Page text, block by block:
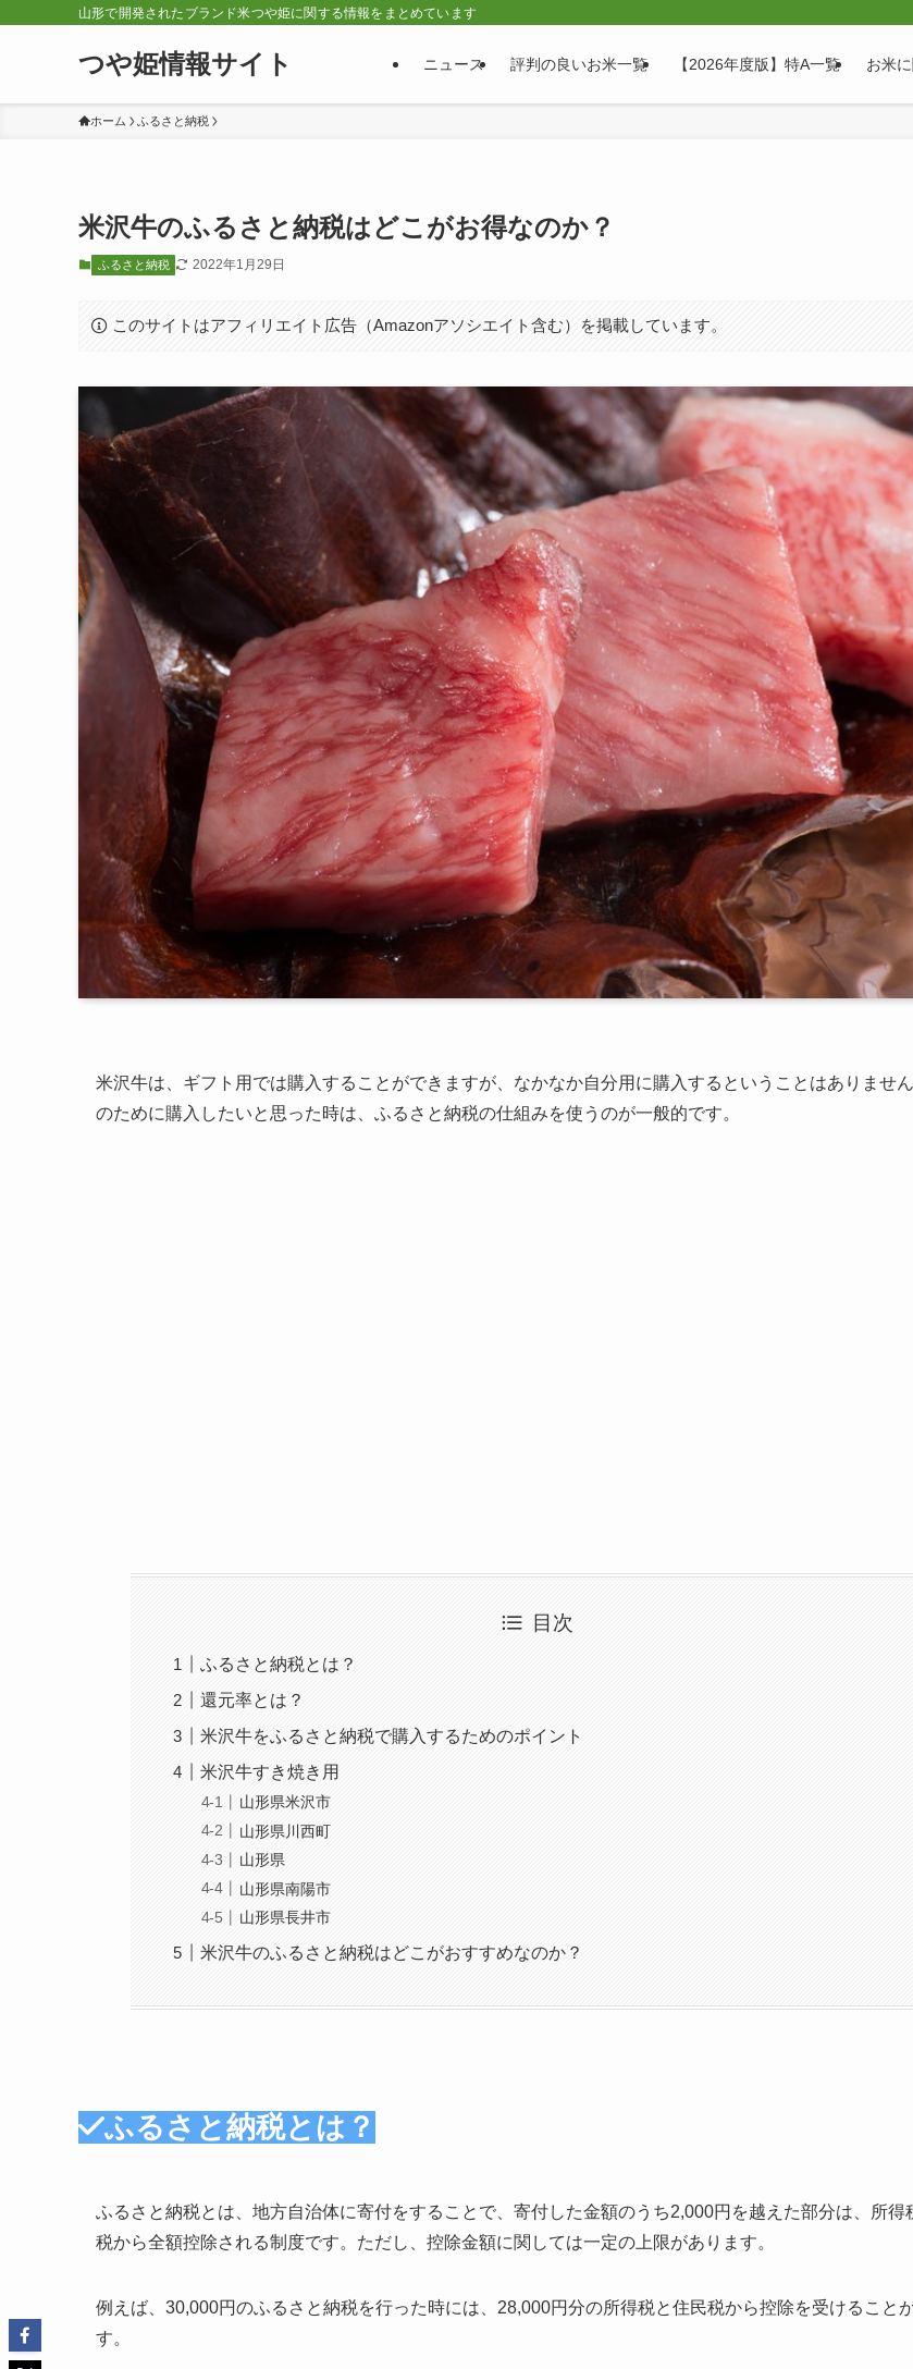
山形で開発されたブランド米つや姫に関する情報をまとめています
つや姫情報サイト ニュース 評判の良いお米一覧 【2026年度版】特A一覧 お米
ホーム ふるさと納税
米沢牛のふるさと納税はどこがお得なのか？
ふるさと納税 2022年1月29日
このサイトはアフィリエイト広告（Amazonアソシエイト含む）を掲載しています。
米沢牛は、ギフト用では購入することができますが、なかなか自分用に購入するということはありませ
のために購入したいと思った時は、ふるさと納税の仕組みを使うのが一般的です。
目次
ふるさと納税とは？
還元率とは？
米沢牛をふるさと納税で購入するためのポイント
米沢牛すき焼き用
山形県米沢市
山形県川西町
山形県
山形県南陽市
山形県長井市
米沢牛のふるさと納税はどこがおすすめなのか？
ふるさと納税とは？
ふるさと納税とは、地方自治体に寄付をすることで、寄付した金額のうち2,000円を越えた部分は、所得
税から全額控除される制度です。ただし、控除金額に関しては一定の上限があります。
例えば、30,000円のふるさと納税を行った時には、28,000円分の所得税と住民税から控除を受けること
す。